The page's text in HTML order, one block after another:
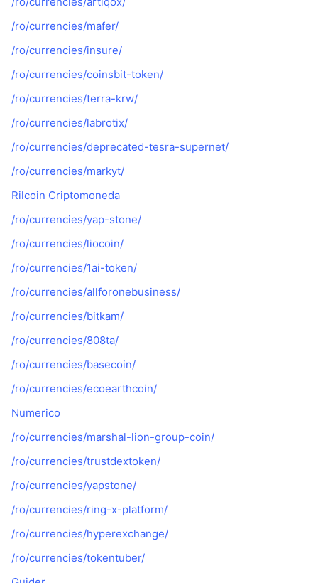
/ro/currencies/mafer/
/ro/currencies/insure/
/ro/currencies/coinsbit-token/
/ro/currencies/terra-krw/
/ro/currencies/labrotix/
/ro/currencies/deprecated-tesra-supernet/
/ro/currencies/markyt/
Rilcoin Criptomoneda
/ro/currencies/yap-stone/
/ro/currencies/liocoin/
/ro/currencies/1ai-token/
/ro/currencies/allforonebusiness/
/ro/currencies/bitkam/
/ro/currencies/808ta/
/ro/currencies/basecoin/
/ro/currencies/ecoearthcoin/
Numerico
/ro/currencies/marshal-lion-group-coin/
/ro/currencies/trustdextoken/
/ro/currencies/yapstone/
/ro/currencies/ring-x-platform/
/ro/currencies/hyperexchange/
/ro/currencies/tokentuber/